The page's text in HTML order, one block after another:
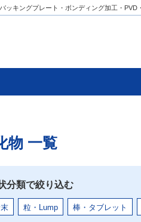
ッキングプレート・ボンディング加工・
物 一覧
分類で絞り込む
粒・Lump 棒・タブレット